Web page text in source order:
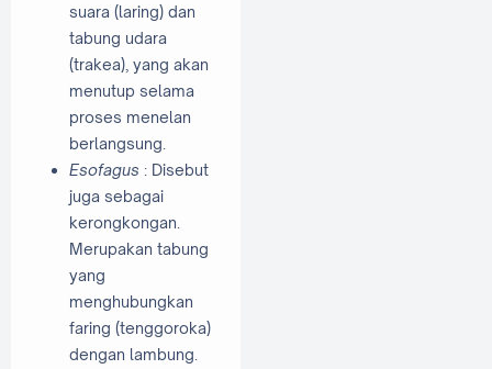
suara (laring) dan
tabung udara
(trakea), yang akan
menutup selama
proses menelan
berlangsung.
Esofagus : Disebut
juga sebagai
kerongkongan.
Merupakan tabung
yang
menghubungkan
faring (tenggoroka)
dengan lambung.